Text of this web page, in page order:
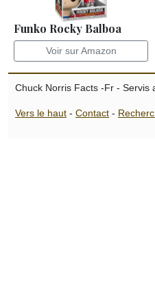
Funko Rocky Balboa
Voir sur Amazon
Chuck Norris Facts -Fr - Servis
Vers le haut - Contact -